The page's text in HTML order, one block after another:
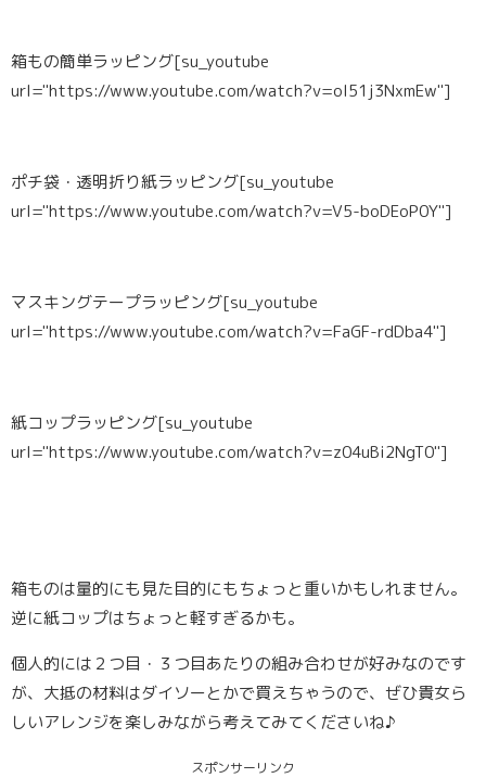
箱もの簡単ラッピング[su_youtube
url="https://www.youtube.com/watch?v=oI51j3NxmEw"]
ポチ袋・透明折り紙ラッピング[su_youtube
url="https://www.youtube.com/watch?v=V5-boDEoP0Y"]
マスキングテープラッピング[su_youtube
url="https://www.youtube.com/watch?v=FaGF-rdDba4"]
紙コップラッピング[su_youtube
url="https://www.youtube.com/watch?v=z04uBi2NgT0"]
箱ものは量的にも見た目的にもちょっと重いかもしれません。
逆に紙コップはちょっと軽すぎるかも。
個人的には２つ目・３つ目あたりの組み合わせが好みなのです
が、大抵の材料はダイソーとかで買えちゃうので、ぜひ貴女ら
しいアレンジを楽しみながら考えてみてくださいね♪
スポンサーリンク